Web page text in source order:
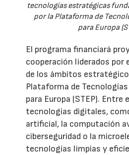
tecnologías estratégicas
por la Plataforma de
para Europa
El programa financiará
cooperación liderados por
de los ámbitos
Plataforma de
para Europa (STEP). Entre
tecnologías digitales,
artificial, la computación
ciberseguridad o la
tecnologías limpias y